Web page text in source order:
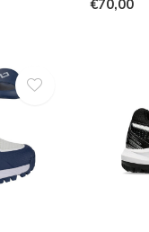
€70,00